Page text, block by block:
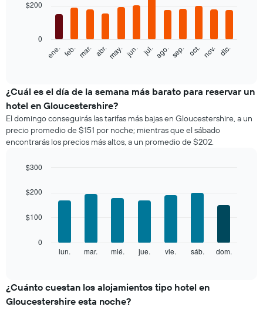
with
siguiente
el
promedio
de
una
habitación
mes
gráfico
muestra
eje
El
gráfico
ene. feb. mar. abr.may. jun. jul. ago. sep. oct. nov. dic.
0
$200
¿Cuál es el día de la semana más barato para reservar un
hotel en Gloucestershire?
El domingo conseguirás las tarifas más bajas en Gloucestershire, a un
precio promedio de $151 por noche; mientras que el sábado
encontrarás los precios más altos, a un promedio de $202.
chart
with
bars.
el
promedio
lun. mar. mié. jue. vie. sáb. dom.
0
$100
$200
$300
¿Cuánto cuestan los alojamientos tipo hotel en
Gloucestershire esta noche?